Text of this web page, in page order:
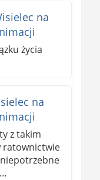
na
życia
na
z takim
ratownictwie